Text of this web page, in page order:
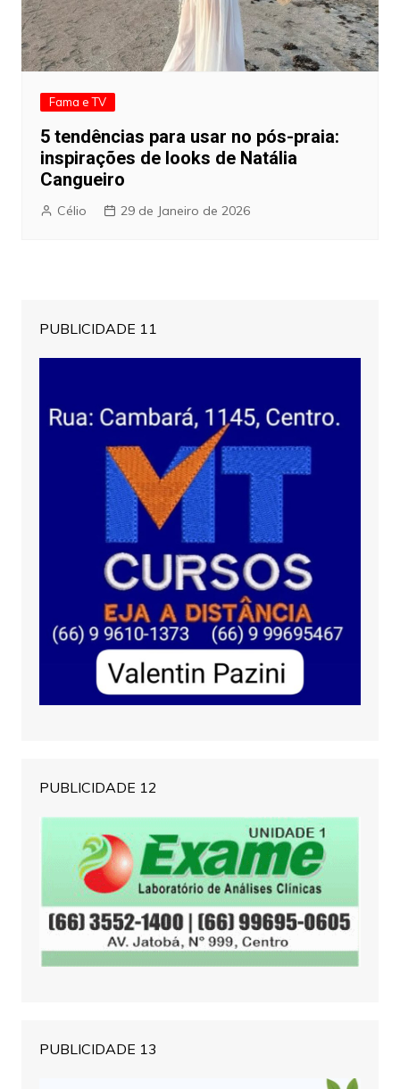
Fama e TV
5 tendências para usar no pós-praia:
inspirações de looks de Natália
Cangueiro
Célio 29 de Janeiro de 2026
PUBLICIDADE 11
PUBLICIDADE 12
PUBLICIDADE 13